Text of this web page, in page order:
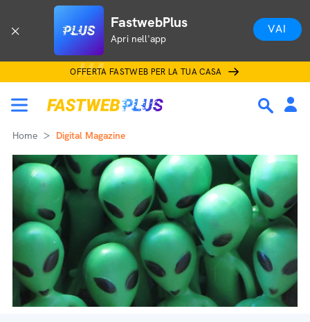
FastwebPlus
Apri nell'app
VAI
OFFERTA FASTWEB PER LA TUA CASA
Home Digital Magazine